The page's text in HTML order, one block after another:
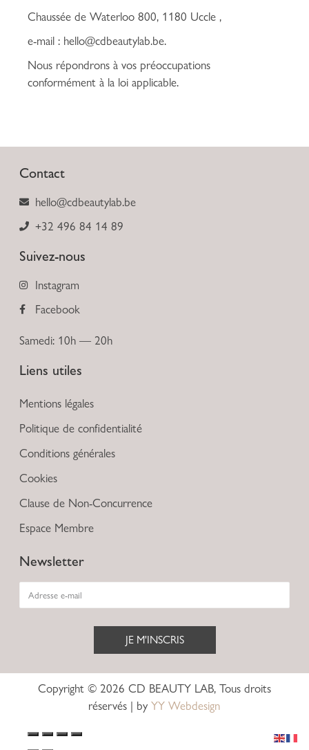
Chaussée de Waterloo 800, 1180 Uccle ,
e-mail : hello@cdbeautylab.be.
Nous répondrons à vos préoccupations
conformément à la loi applicable.
Contact
hello@cdbeautylab.be
+32 496 84 14 89
Suivez-nous
Instagram
Facebook
Samedi: 10h — 20h
Liens utiles
Mentions légales
Politique de confidentialité
Conditions générales
Cookies
Clause de Non-Concurrence
Espace Membre
Newsletter
JE M'INSCRIS
Copyright © 2026 CD BEAUTY LAB, Tous droits
réservés | byYY Webdesign